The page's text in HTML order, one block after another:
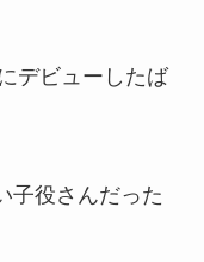
デビューしたば
子役さんだった